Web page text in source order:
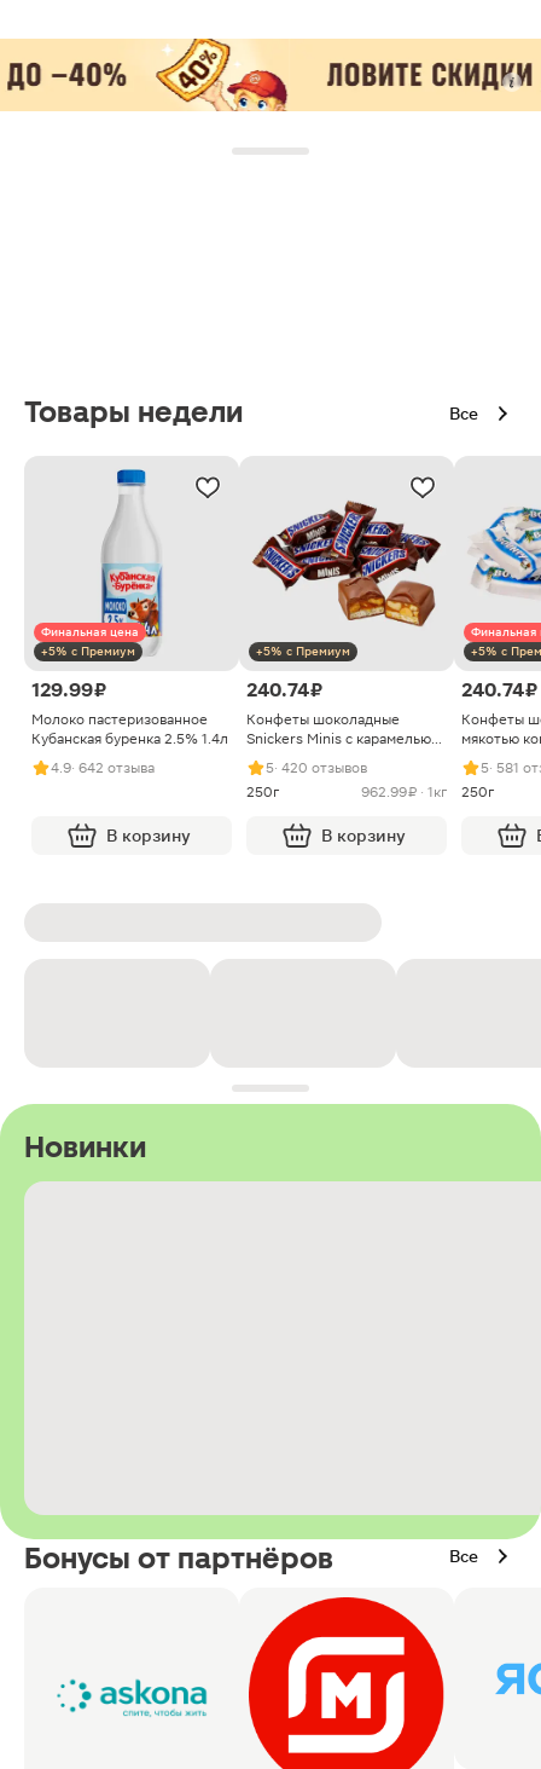
Товары недели Все
Финальная цена
+5% с Премиум
129.99 ₽
Молоко пастеризованное
Кубанская буренка 2.5% 1.4л
4.9· 642 отзыва
В корзину
+5% с Премиум
240.74 ₽
Конфеты шоколадные
Snickers Minis с карамелью
арахисом и нугой
5· 420 отзывов
250г
962.99 ₽ · 1кг
В корзину
Финальная
+5% с
240.74 ₽
Конфеты
мякотью
5· 581
250г
Новинки
Бонусы от партнёров Все